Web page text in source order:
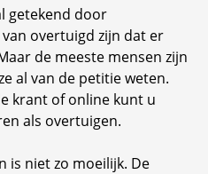
getekend door
overtuigd zijn dat er
de meeste mensen zijn
al van de petitie weten.
krant of online kunt u
als overtuigen.
is niet zo moeilijk. De